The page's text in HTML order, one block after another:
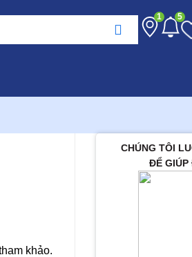
1 5
CHÚNG TÔI
ĐỂ
khảo.